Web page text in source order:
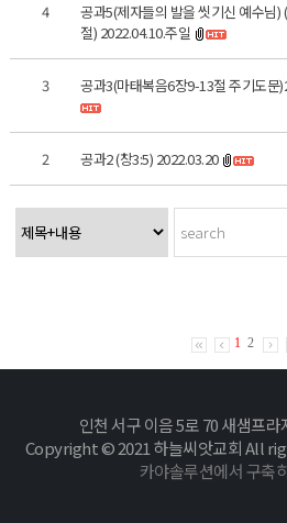
4
공과5(제자들의 발을 씻기신 예수님)
절) 2022.04.10.주일
3 공과3(마태복음6장9-13절 주기도문
2 공과2 (창3:5) 2022.03.20
1 2
인천 서구 이음 5로 70 새샘프
Copyright © 2021 하늘씨앗교회 All
카야솔루션에서 구축